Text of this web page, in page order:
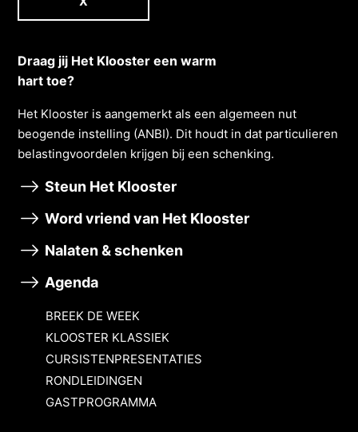
Draag jij Het Klooster een warm
hart toe?
Het Klooster is aangemerkt als een algemeen nut
beogende instelling (ANBI). Dit houdt in dat particulieren
belastingvoordelen krĳgen bĳ een schenking.
Steun Het Klooster
Word vriend van Het Klooster
Nalaten & schenken
Agenda
BREEK DE WEEK
KLOOSTER KLASSIEK
CURSISTENPRESENTATIES
RONDLEIDINGEN
GASTPROGRAMMA